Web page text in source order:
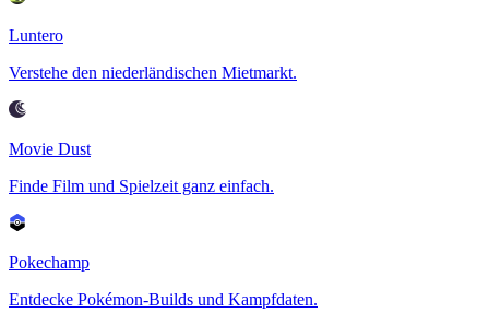
Luntero
Verstehe den niederländischen Mietmarkt.
Movie Dust
Finde Film und Spielzeit ganz einfach.
Pokechamp
Entdecke Pokémon-Builds und Kampfdaten.